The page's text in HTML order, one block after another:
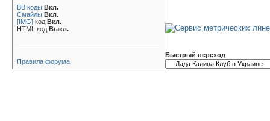
BB коды Вкл.
Смайлы Вкл.
[IMG] код Вкл.
HTML код Выкл.
Правила форума
Быстрый переход